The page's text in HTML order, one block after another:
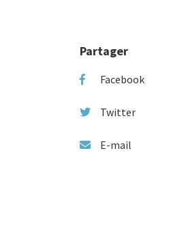
Partager
Facebook
Twitter
E-mail